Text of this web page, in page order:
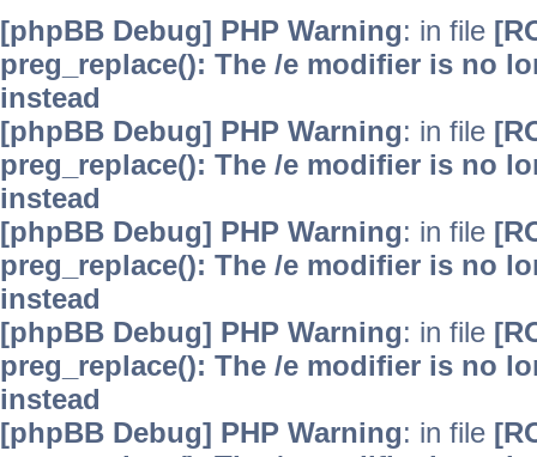
[phpBB Debug] PHP Warning: in file
preg_replace(): The /e modifier is no
instead
[phpBB Debug] PHP Warning: in file
preg_replace(): The /e modifier is no
instead
[phpBB Debug] PHP Warning: in file
preg_replace(): The /e modifier is no
instead
[phpBB Debug] PHP Warning: in file
preg_replace(): The /e modifier is no
instead
[phpBB Debug] PHP Warning: in file